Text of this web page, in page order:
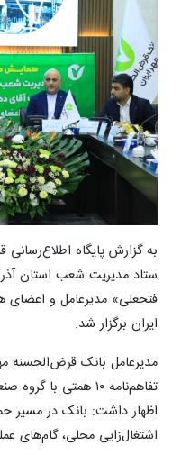
به گزارش پایگاه
ستاد مدیریت شعب استان
فتحعلی» مدیرعامل و
ایران برگزار شد.
مدیرعامل بانک قرض‌الحسنه
تفاهم‌نامه ۱۰ همتی
اظهار داشت: بانک در مسیر
اشتغال‌زایی محلی، گام‌های